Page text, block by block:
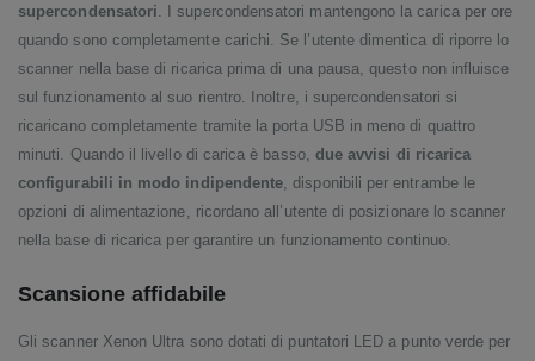
supercondensatori. I supercondensatori mantengono la carica per ore
quando sono completamente carichi. Se l’utente dimentica di riporre lo
scanner nella base di ricarica prima di una pausa, questo non influisce
sul funzionamento al suo rientro. Inoltre, i supercondensatori si
ricaricano completamente tramite la porta USB in meno di quattro
minuti. Quando il livello di carica è basso, due avvisi di ricarica
configurabili in modo indipendente, disponibili per entrambe le
opzioni di alimentazione, ricordano all’utente di posizionare lo scanner
nella base di ricarica per garantire un funzionamento continuo.
Scansione affidabile
Gli scanner Xenon Ultra sono dotati di puntatori LED a punto verde per